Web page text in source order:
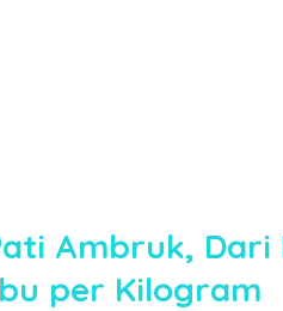
Ambruk, Dari
per Kilogram